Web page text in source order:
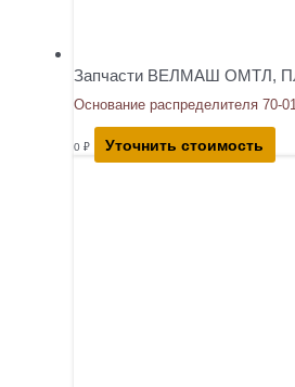
Запчасти ВЕЛМАШ ОМТЛ,
Основание распределителя 70-
0 ₽ Уточнить стоимость